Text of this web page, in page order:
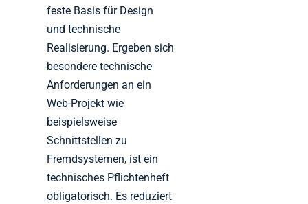
feste Basis für Design
und technische
Realisierung. Ergeben sich
besondere technische
Anforderungen an ein
Web-Projekt wie
beispielsweise
Schnittstellen zu
Fremdsystemen, ist ein
technisches Pflichtenheft
obligatorisch. Es reduziert